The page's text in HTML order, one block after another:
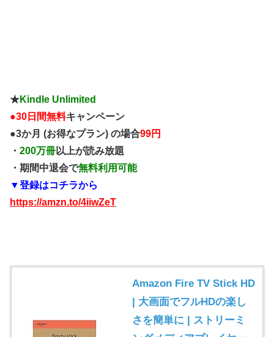
★Kindle Unlimited
●30日間無料キャンペーン
●3か月 (お得なプラン) の場合99円
・ 200万冊以上が読み放題
・期間中退会で無料利用可能
▼登録はコチラから
https://amzn.to/4iiwZeT
Amazon Fire TV Stick HD
| 大画面でフルHDの楽し
さを簡単に | ストリーミ